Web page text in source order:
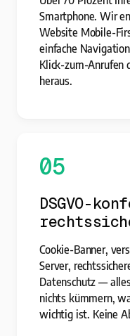
Smartphone. Wir
Website Mobile-
einfache
Klick-zum-Anrufen
heraus.
05
DSGVO-
Cookie-Banner,
Server,
Datenschutz —
nichts kümmern,
wichtig ist. Keine